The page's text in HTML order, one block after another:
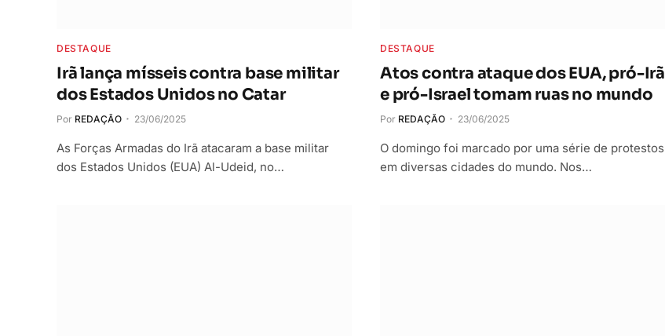
DESTAQUE
Irã lança mísseis contra base militar
dos Estados Unidos no Catar
Por REDAÇÃO 23/06/2025
As Forças Armadas do Irã atacaram a base militar
dos Estados Unidos (EUA) Al-Udeid, no…
DESTAQUE
Atos contra ataque dos EUA, pró-Irã
e pró-Israel tomam ruas no mundo
Por REDAÇÃO 23/06/2025
O domingo foi marcado por uma série de protestos
em diversas cidades do mundo. Nos…